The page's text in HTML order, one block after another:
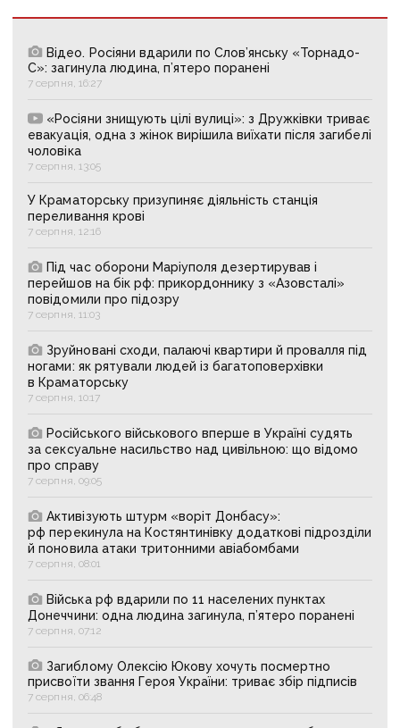
Відео. Росіяни вдарили по Слов’янську «Торнадо-
С»: загинула людина, п’ятеро поранені
7 серпня, 16:27
«Росіяни знищують цілі вулиці»: з Дружківки триває
евакуація, одна з жінок вирішила виїхати після загибелі
чоловіка
7 серпня, 13:05
У Краматорську призупиняє діяльність станція
переливання крові
7 серпня, 12:16
Під час оборони Маріуполя дезертирував і
перейшов на бік рф: прикордоннику з «Азовсталі»
повідомили про підозру
7 серпня, 11:03
Зруйновані сходи, палаючі квартири й провалля під
ногами: як рятували людей із багатоповерхівки
в Краматорську
7 серпня, 10:17
Російського військового вперше в Україні судять
за сексуальне насильство над цивільною: що відомо
про справу
7 серпня, 09:05
Активізують штурм «воріт Донбасу»:
рф перекинула на Костянтинівку додаткові підрозділи
й поновила атаки тритонними авіабомбами
7 серпня, 08:01
Війська рф вдарили по 11 населених пунктах
Донеччини: одна людина загинула, п’ятеро поранені
7 серпня, 07:12
Загиблому Олексію Юкову хочуть посмертно
присвоїти звання Героя України: триває збір підписів
7 серпня, 06:48